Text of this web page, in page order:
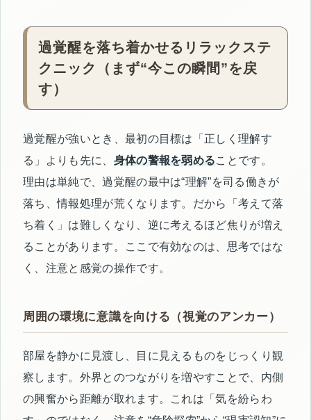
過覚醒を落ち着かせるリラックステ
クニック（まず“今この瞬間”を戻
す）
過覚醒が強いとき、最初の目標は「正しく理解す
る」よりも先に、 身体の警報を弱めることです。
理由は単純で、過覚醒の最中は“理解”を司る働きが
落ち、情報処理が荒くなります。だから「考えて落
ち着く」は難しくなり、逆に考えるほど焦りが増え
ることがあります。ここで有効なのは、思考ではな
く、注意と感覚の操作です。
周囲の環境に意識を向ける（視覚のアンカー）
部屋を静かに見渡し、目に見えるものをじっくり観
察します。外界とのつながりを増やすことで、内側
の興奮から距離が取れます。これは「気を紛らわ